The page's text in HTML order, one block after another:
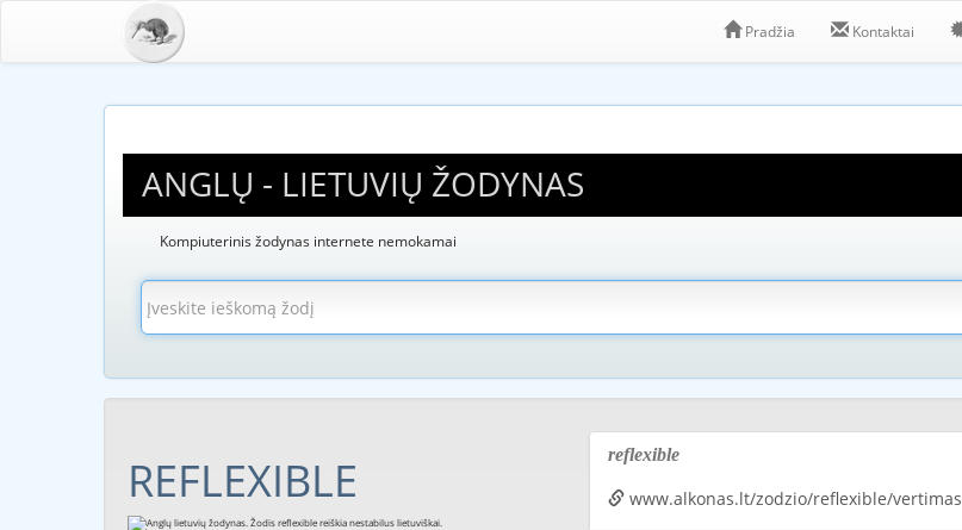
Pradžia Kontaktai
ANGLŲ - LIETUVIŲ ŽODYNAS
Kompiuterinis žodynas internete nemokamai
REFLEXIBLE reflexible
www.alkonas.lt/zodzio/reflexible/vertimas